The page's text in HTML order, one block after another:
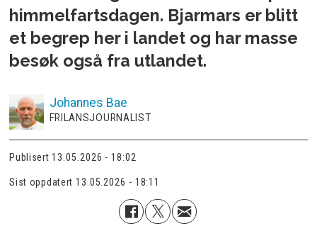
himmelfartsdagen. Bjarmars er blitt
et begrep her i landet og har masse
besøk også fra utlandet.
Johannes Bae
FRILANSJOURNALIST
Publisert 13.05.2026 - 18:02
Sist oppdatert 13.05.2026 - 18:11